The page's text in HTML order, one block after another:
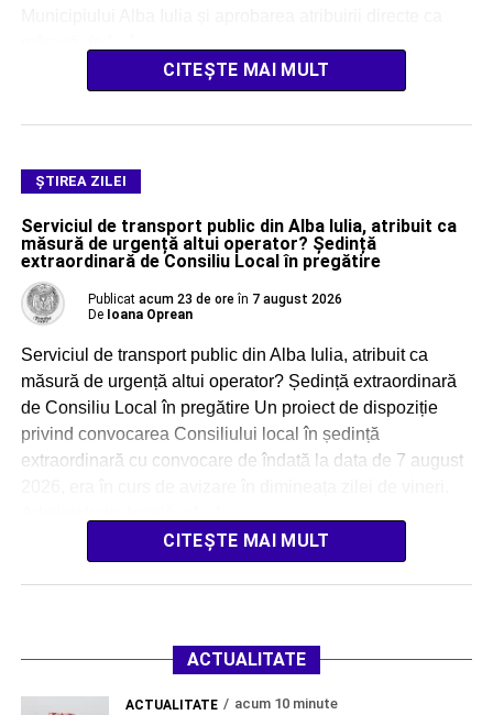
CITEȘTE MAI MULT
ŞTIREA ZILEI
Serviciul de transport public din Alba Iulia, atribuit ca
măsură de urgență altui operator? Ședință
extraordinară de Consiliu Local în pregătire
Publicat acum 23 de ore în 7 august 2026
De Ioana Oprean
Serviciul de transport public din Alba Iulia, atribuit ca
măsură de urgență altui operator? Ședință extraordinară
de Consiliu Local în pregătire Un proiect de dispoziție
privind convocarea Consiliului local în ședință
extraordinară cu convocare de îndată la data de 7 august
CITEȘTE MAI MULT
ACTUALITATE
ACTUALITATE acum 10 minute